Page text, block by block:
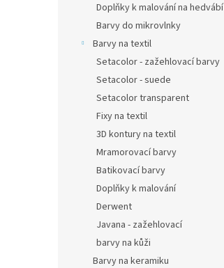
Doplňky k malování na hedvábí
Barvy do mikrovlnky
Barvy na textil
Setacolor - zažehlovací barvy
Setacolor - suede
Setacolor transparent
Fixy na textil
3D kontury na textil
Mramorovací barvy
Batikovací barvy
Doplňky k malování
Derwent
Javana - zažehlovací
barvy na kůži
Barvy na keramiku